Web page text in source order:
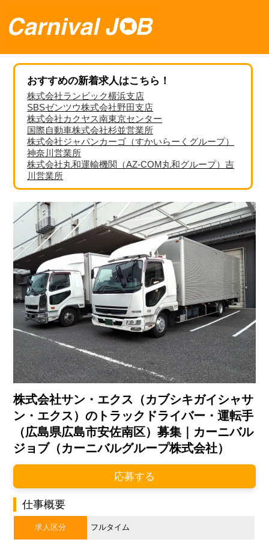
おすすめの新着求人はこちら！
株式会社ランビック横浜支店
SBSゼンツウ株式会社野田支店
株式会社カクヤス南東京センター
国際自動車株式会社杉並営業所
株式会社ジャパンカーゴ（すかいらーくグループ）
神奈川営業所
株式会社丸和運輸機関（AZ-COM丸和グループ）吉
川営業所
株式会社サン・エクス（カブシキガイシャサ
ン・エクス）のトラックドライバー・運転手
（広島県広島市安佐南区）募集｜カーニバル
ジョブ（カーニバルグループ株式会社）
応募する
仕事概要
求人区分 フルタイム